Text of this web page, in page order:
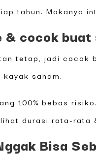
tahun. Makanya
cocok buat
tetap, jadi cocok
saham.
100% bebas
lihat durasi rata-
Bisa